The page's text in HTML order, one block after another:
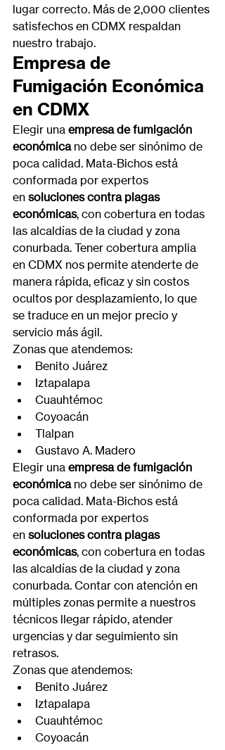
lugar correcto. Más de 2,000 clientes
satisfechos en CDMX respaldan
nuestro trabajo.
Empresa de
Fumigación Económica
en CDMX
Elegir una empresa de fumigación
económica no debe ser sinónimo de
poca calidad. Mata-Bichos está
conformada por expertos
en soluciones contra plagas
económicas, con cobertura en todas
las alcaldías de la ciudad y zona
conurbada. Tener cobertura amplia
en CDMX nos permite atenderte de
manera rápida, eficaz y sin costos
ocultos por desplazamiento, lo que
se traduce en un mejor precio y
servicio más ágil.
Zonas que atendemos:
Benito Juárez
Iztapalapa
Cuauhtémoc
Coyoacán
Tlalpan
Gustavo A. Madero
Elegir una empresa de fumigación
económica no debe ser sinónimo de
poca calidad. Mata-Bichos está
conformada por expertos
en soluciones contra plagas
económicas, con cobertura en todas
las alcaldías de la ciudad y zona
conurbada. Contar con atención en
múltiples zonas permite a nuestros
técnicos llegar rápido, atender
urgencias y dar seguimiento sin
retrasos.
Zonas que atendemos:
Benito Juárez
Iztapalapa
Cuauhtémoc
Coyoacán